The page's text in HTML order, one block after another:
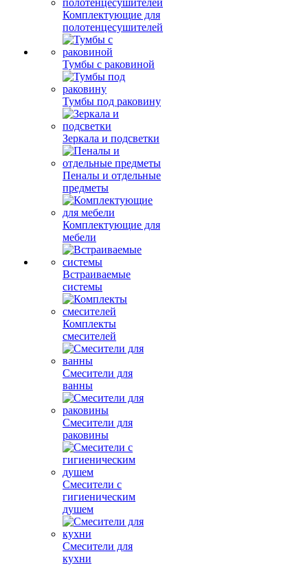
Комплектующие для
полотенцесушителей
Тумбы с раковиной
Тумбы под раковину
Зеркала и подсветки
Пеналы и отдельные
предметы
Комплектующие для
мебели
Встраиваемые
системы
Комплекты
смесителей
Смесители для
ванны
Смесители для
раковины
Смесители с
гигиеническим
душем
Смесители для
кухни